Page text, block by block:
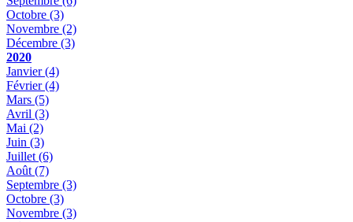
Octobre (3)
Novembre (2)
Décembre (3)
2020
Janvier(4)
Février(4)
Mars (5)
Avril (3)
Mai (2)
Juin (3)
Juillet (6)
Août (7)
Septembre (3)
Octobre (3)
Novembre (3)